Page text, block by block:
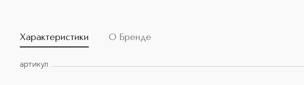
Характеристики О Бренде
артикул